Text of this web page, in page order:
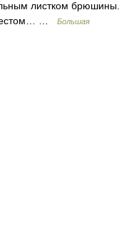
листком брюшины.
…
Большая